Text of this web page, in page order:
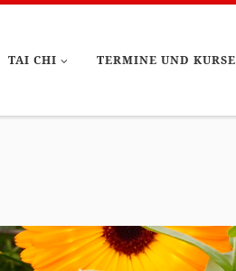
TAI CHI TERMINE UND KURSE